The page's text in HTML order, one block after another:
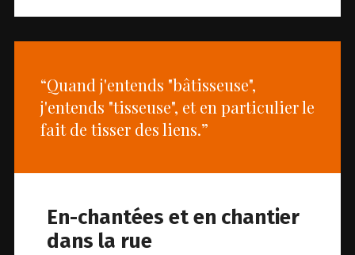
“Quand j'entends "bâtisseuse",
j'entends "tisseuse", et en particulier le
fait de tisser des liens.”
En-chantées et en chantier
dans la rue